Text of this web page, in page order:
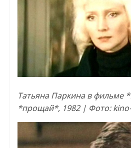
Татьяна Паркина в фильме
*прощай*, 1982 | Фото: